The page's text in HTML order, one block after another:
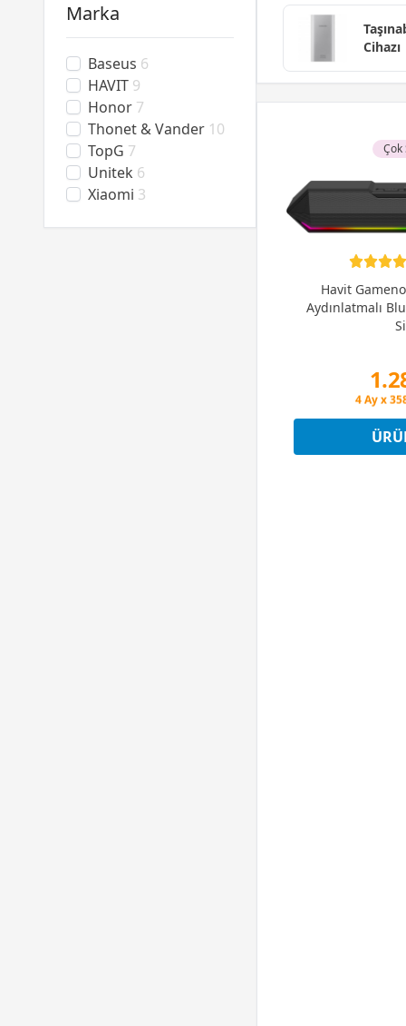
Marka
Baseus 6
HAVIT 9
Honor 7
Thonet & Vander 10
TopG 7
Unitek 6
Xiaomi 3
Cihazı
Çok
Havit
Aydınlatmalı
Peşin
Peşin